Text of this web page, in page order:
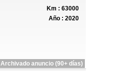
Km : 63000
Año : 2020
Archivado anuncio (90+ días)